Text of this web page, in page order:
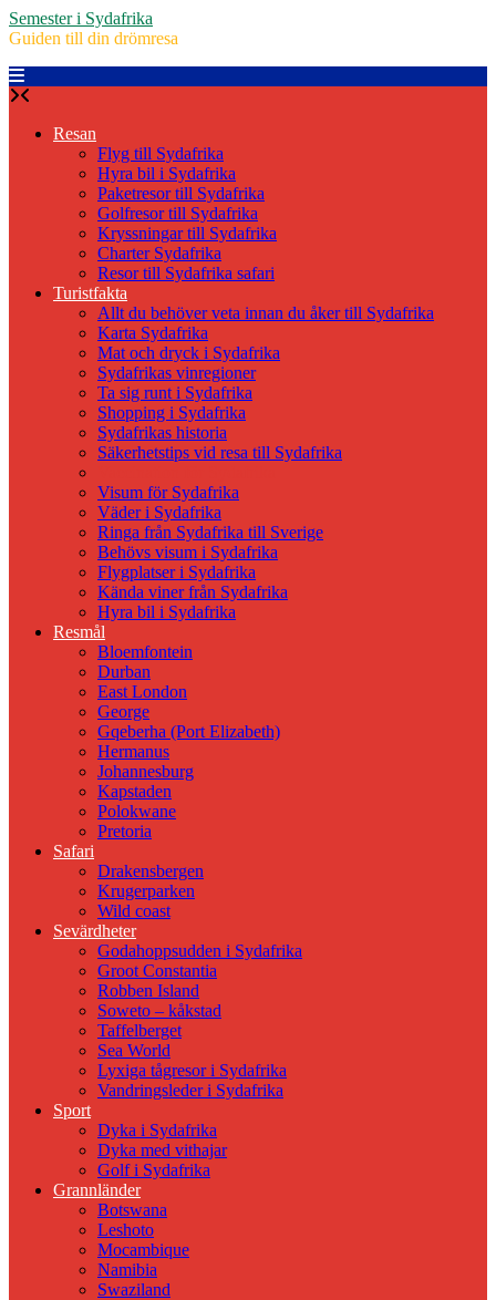
Skip
to
Semester i Sydafrika
Guiden till din drömresa
Resan
Flyg till Sydafrika
Hyra bil i Sydafrika
Paketresor till Sydafrika
Golfresor till Sydafrika
Kryssningar till Sydafrika
Charter Sydafrika
Resor till Sydafrika safari
Turistfakta
Allt du behöver veta innan du åker till Sydafrika
Karta Sydafrika
Mat och dryck i Sydafrika
Sydafrikas vinregioner
Ta sig runt i Sydafrika
Shopping i Sydafrika
Sydafrikas historia
Säkerhetstips vid resa till Sydafrika
Visum för Sydafrika
Väder i Sydafrika
Ringa från Sydafrika till Sverige
Behövs visum i Sydafrika
Flygplatser i Sydafrika
Kända viner från Sydafrika
Hyra bil i Sydafrika
Resmål
Bloemfontein
Durban
East London
George
Gqeberha (Port Elizabeth)
Hermanus
Johannesburg
Kapstaden
Polokwane
Pretoria
Safari
Drakensbergen
Krugerparken
Wild coast
Sevärdheter
Godahoppsudden i Sydafrika
Groot Constantia
Robben Island
Soweto – kåkstad
Taffelberget
Sea World
Lyxiga tågresor i Sydafrika
Vandringsleder i Sydafrika
Sport
Dyka i Sydafrika
Dyka med vithajar
Golf i Sydafrika
Grannländer
Botswana
Leshoto
Mocambique
Namibia
Swaziland